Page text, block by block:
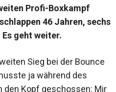
Profi-Boxkampf
46 Jahren, sechs
geht weiter.
Sieg bei der Bounce
ja während des
den Kopf geschossen: Mir